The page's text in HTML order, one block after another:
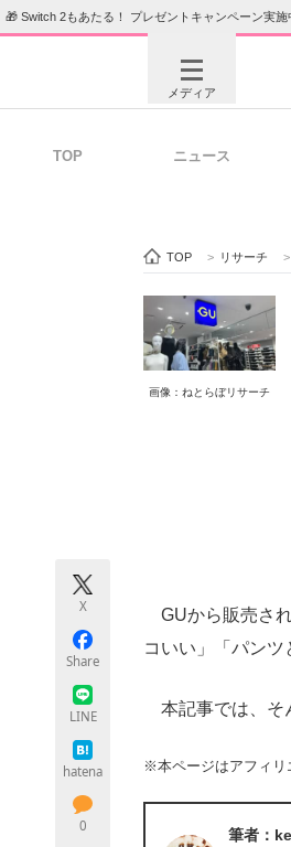
🎁 Switch 2もあたる！ プレゼントキャンペーン実施
メディア
ビジネスと働き
ちょっと気になる
TOP ニュース
TOP > リサーチ >
画像：ねとらぼリサーチ
X
Share
LINE
hatena
0
GUから販売さ
コいい」「パンツ
本記事では、そ
※本ページはアフィリ
筆者：